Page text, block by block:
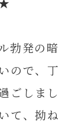
勃発の暗
ので、丁
ごしまし
て、拗ね